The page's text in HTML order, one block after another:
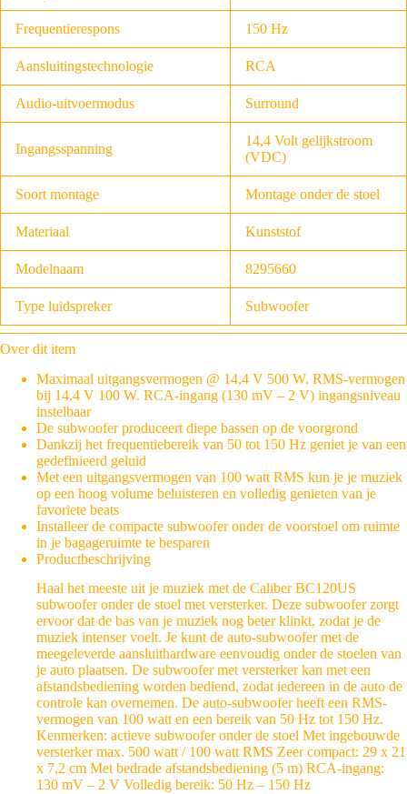
Frequentierespons 150 Hz
Aansluitingstechnologie RCA
Audio-uitvoermodus Surround
Ingangsspanning
14,4 Volt gelijkstroom
(VDC)
Soort montage Montage onder de stoel
Materiaal Kunststof
Modelnaam 8295660
Type luidspreker Subwoofer
Over dit item
Maximaal uitgangsvermogen @ 14,4 V 500 W. RMS-vermogen
bij 14,4 V 100 W. RCA-ingang (130 mV – 2 V) ingangsniveau
instelbaar
De subwoofer produceert diepe bassen op de voorgrond
Dankzij het frequentiebereik van 50 tot 150 Hz geniet je van een
gedefinieerd geluid
Met een uitgangsvermogen van 100 watt RMS kun je je muziek
op een hoog volume beluisteren en volledig genieten van je
favoriete beats
Installeer de compacte subwoofer onder de voorstoel om ruimte
in je bagageruimte te besparen
Productbeschrijving
Haal het meeste uit je muziek met de Caliber BC120US
subwoofer onder de stoel met versterker. Deze subwoofer zorgt
ervoor dat de bas van je muziek nog beter klinkt, zodat je de
muziek intenser voelt. Je kunt de auto-subwoofer met de
meegeleverde aansluithardware eenvoudig onder de stoelen van
je auto plaatsen. De subwoofer met versterker kan met een
afstandsbediening worden bediend, zodat iedereen in de auto de
controle kan overnemen. De auto-subwoofer heeft een RMS-
vermogen van 100 watt en een bereik van 50 Hz tot 150 Hz.
Kenmerken: actieve subwoofer onder de stoel Met ingebouwde
versterker max. 500 watt / 100 watt RMS Zeer compact: 29 x 21
x 7,2 cm Met bedrade afstandsbediening (5 m) RCA-ingang:
130 mV – 2 V Volledig bereik: 50 Hz – 150 Hz